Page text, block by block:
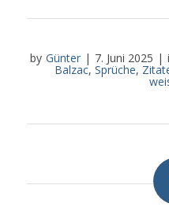
by Günter | 7. Juni 2025 |
Balzac, Sprüche,